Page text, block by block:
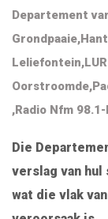
Departement
Grondpaaie,
Leliefontein,
Oorstroomde,
,Radio Nfm
Die
verslag van hul
wat die vlak